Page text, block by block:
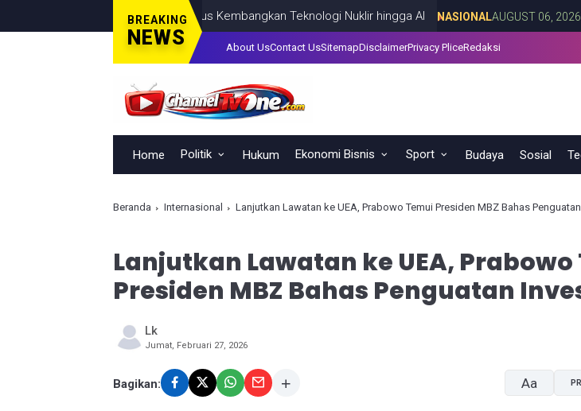
BREAKING
NEWS
Saing Indonesia, BRIN Fokus Kembangkan Teknologi Nuklir hingga AI NASIONAL AUGUST 06, 2026
About UsContact UsSitemapDisclaimerPrivacy PliceRedaksi
Home Politik Hukum Ekonomi Bisnis Sport Budaya Sosial
Beranda Internasional Lanjutkan Lawatan ke UEA, Prabowo Temui Presiden MBZ Bahas
Lanjutkan Lawatan ke UEA, Prabowo
Presiden MBZ Bahas Penguatan
Lk
Jumat, Februari 27, 2026
Bagikan: Aa